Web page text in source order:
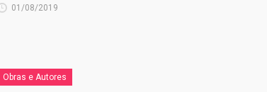
01/08/2019
Obras e Autores